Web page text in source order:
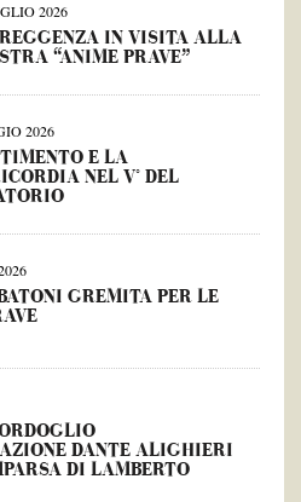
2026
IN VISITA ALLA
“ANIME PRAVE”
2026
E LA
NEL V° DEL
GREMITA PER LE
DANTE ALIGHIERI
DI LAMBERTO